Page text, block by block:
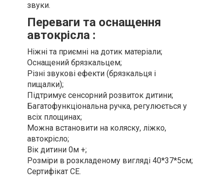
звуки.
Переваги та оснащення
автокрісла :
Ніжні та приємні на дотик матеріали;
Оснащений брязкальцем;
Різні звукові ефекти (брязкальця і
пищалки);
Підтримує сенсорний розвиток дитини;
Багатофункціональна ручка, регулюється у
всіх площинах;
Можна встановити на коляску, ліжко,
автокрісло;
Вік дитини 0м +;
Розміри в розкладеному вигляді 40*37*5см;
Сертифікат СЕ.